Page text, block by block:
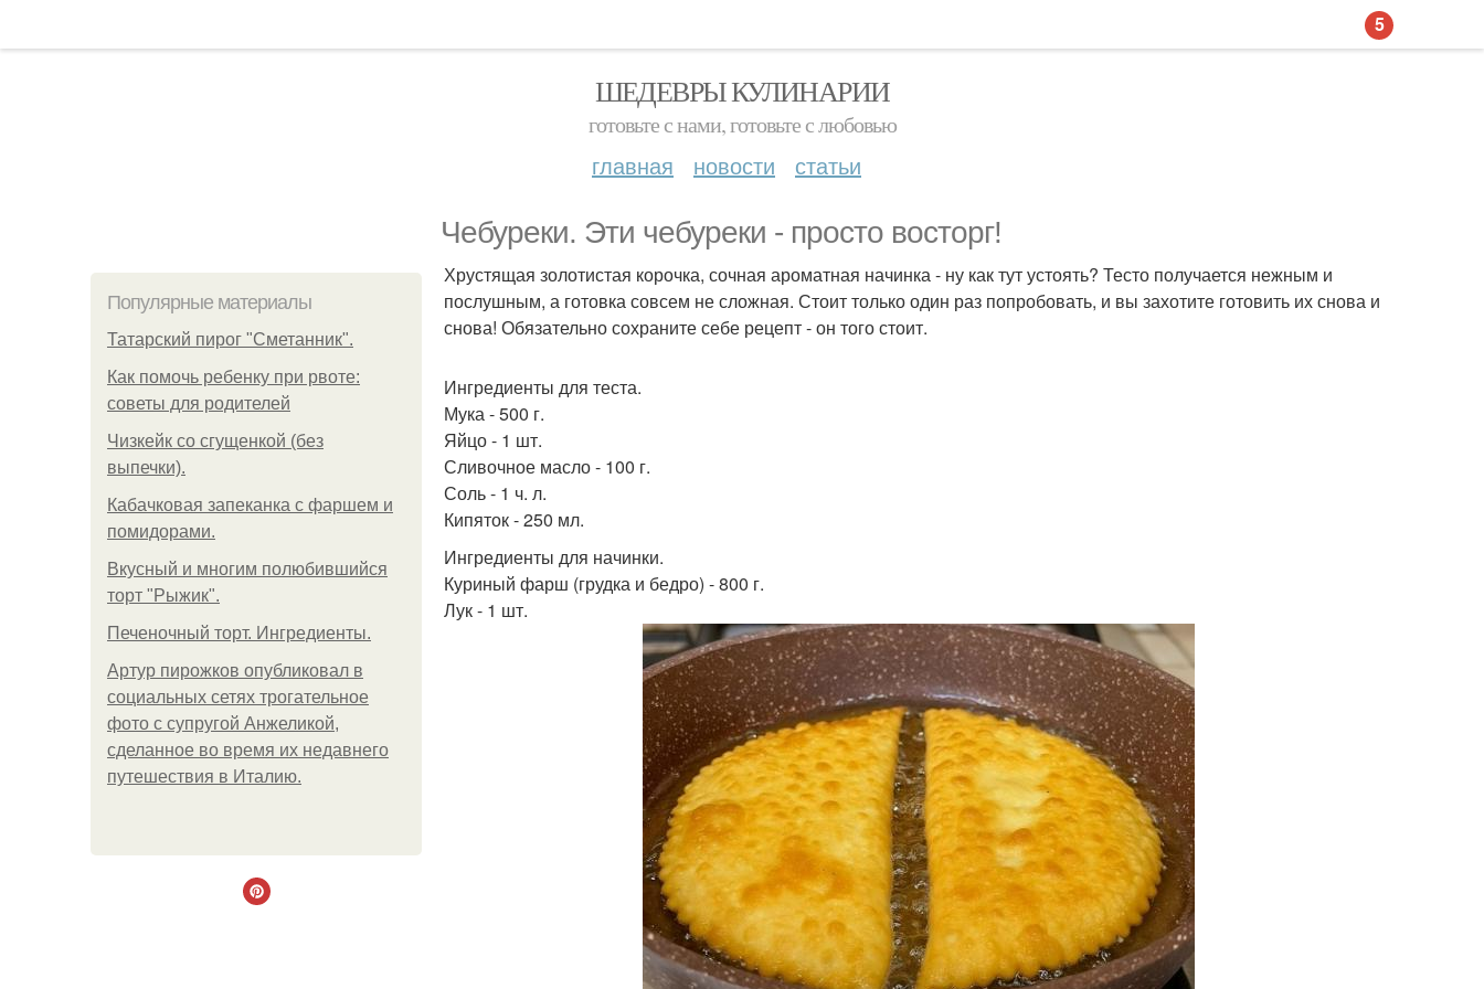
ШЕДЕВРЫ КУЛИНАРИИ
готовьте с нами, готовьте с любовью
главная новости статьи
Чебуpеки. Эти чебуpеки - просто восторг!
Популярные материалы
Татарский пирог "Сметанник".
Как помочь ребенку при рвоте:
советы для родителей
Чизкейк со сгущенкой (без
выпечки).
Кабачковая запеканка с фаршем и
помидорами.
Вкусный и многим полюбившийся
торт "Рыжик".
Печеночный торт. Ингредиенты.
Артур пирожков опубликовал в
социальных сетях трогательное
фото с супругой Анжеликой,
сделанное во время их недавнего
путешествия в Италию.
Хрустящая золотистая корочка, сочная ароматная начинка - ну как тут устоять? Тесто получается нежным и
послушным, а готовка совсем не сложная. Стоит только один раз попробовать, и вы захотите готовить их снова и
снова! Обязательно сохраните себе рецепт - он того стоит.
Ингредиенты для теста.
Мука - 500 г.
Яйцо - 1 шт.
Сливочное масло - 100 г.
Соль - 1 ч. л.
Кипяток - 250 мл.
Ингредиенты для начинки.
Куриный фарш (грудка и бедро) - 800 г.
Лук - 1 шт.
5